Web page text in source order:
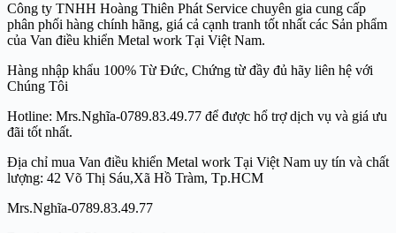
Công ty TNHH Hoàng Thiên Phát Service chuyên gia cung cấp
phân phối hàng chính hãng, giá cả cạnh tranh tốt nhất các Sản phẩm
của Van điều khiển Metal work Tại Việt Nam.
Hàng nhập khẩu 100% Từ Đức, Chứng từ đầy đủ hãy liên hệ với
Chúng Tôi
Hotline: Mrs.Nghĩa-0789.83.49.77 để được hổ trợ dịch vụ và giá ưu
đãi tốt nhất.
Địa chỉ mua Van điều khiển Metal work Tại Việt Nam uy tín và chất
lượng: 42 Võ Thị Sáu,Xã Hồ Tràm, Tp.HCM
Mrs.Nghĩa-0789.83.49.77